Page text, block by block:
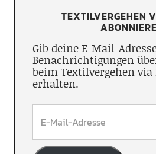
TEXTILVERGEHEN
Gib deine E-Mail-
Benachrichtigungen
beim Textilvergehen
erhalten.